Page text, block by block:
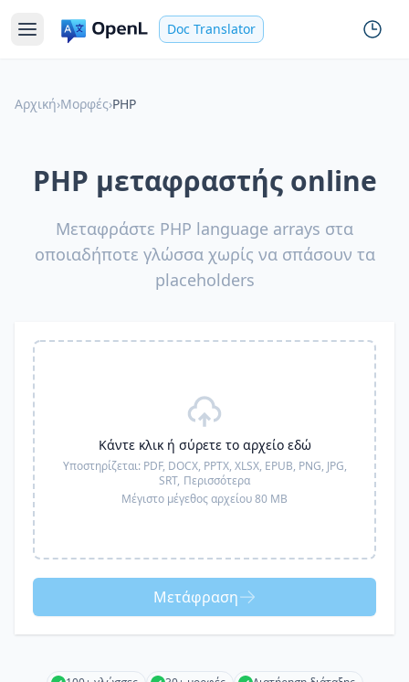
Doc Translator
Αρχική›Μορφές›PHP
PHP μεταφραστής online
Μεταφράστε PHP language arrays στα
οποιαδήποτε γλώσσα χωρίς να σπάσουν τα
placeholders
Κάντε κλικ ή σύρετε το αρχείο εδώ
Υποστηρίζεται: PDF, DOCX, PPTX, XLSX, EPUB, PNG, JPG,
SRT, Περισσότερα
Μέγιστο μέγεθος αρχείου 80 MB
Μετάφραση